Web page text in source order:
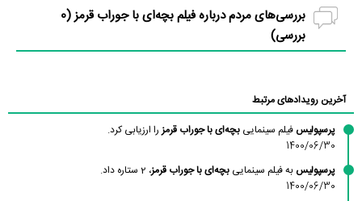
بررسی‌های مردم درباره فیلم بچه‌ای با جوراب قرمز (0
بررسی)
آخرین رویدادهای مرتبط
پرسپولیس فیلم سینمایی بچه‌ای با جوراب قرمز را ارزیابی کرد.
1400/06/30
پرسپولیس به فیلم سینمایی بچه‌ای با جوراب قرمز، 2 ستاره داد.
1400/06/30